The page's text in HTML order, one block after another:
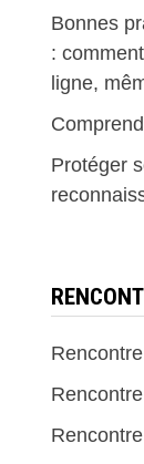
Bonnes
:
ligne,
Protéger